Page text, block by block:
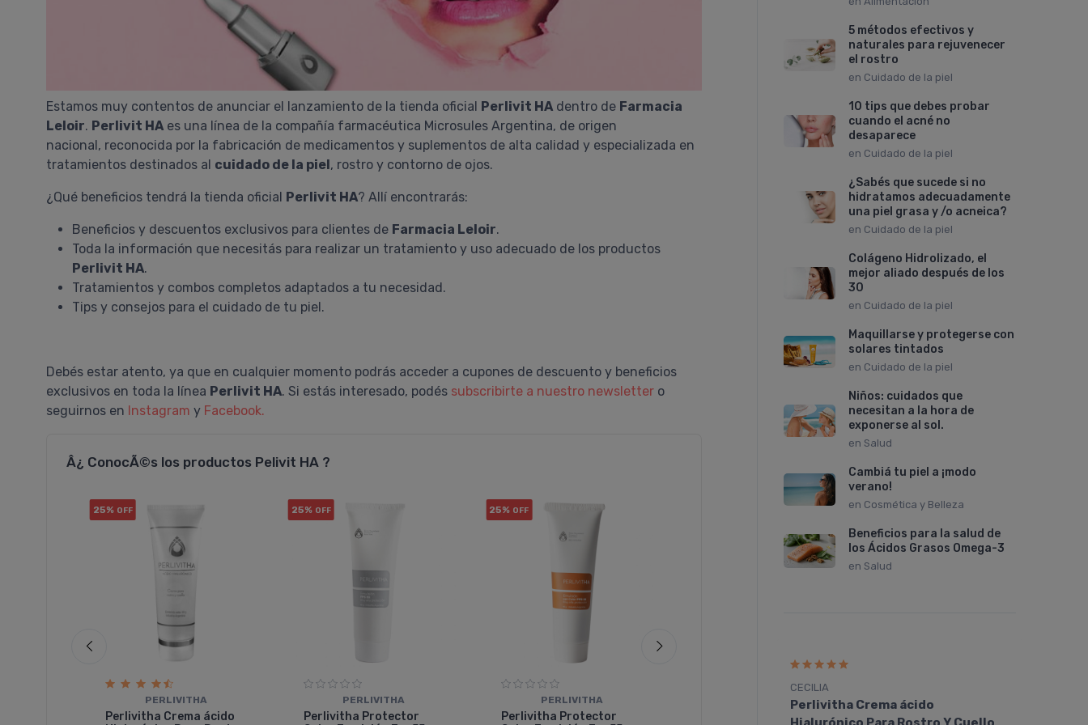
Estamos muy contentos de anunciar el lanzamiento de la tienda oficial Perlivit HA dentro de Farmacia
Leloir. Perlivit HA es una línea de la compañía farmacéutica Microsules Argentina, de origen
nacional, reconocida por la fabricación de medicamentos y suplementos de alta calidad y especializada en
tratamientos destinados al cuidado de la piel, rostro y contorno de ojos.
¿Qué beneficios tendrá la tienda oficial Perlivit HA? Allí encontrarás:
Beneficios y descuentos exclusivos para clientes de Farmacia Leloir.
Toda la información que necesitás para realizar un tratamiento y uso adecuado de los productos
Perlivit HA.
Tratamientos y combos completos adaptados a tu necesidad.
Tips y consejos para el cuidado de tu piel.
Debés estar atento, ya que en cualquier momento podrás acceder a cupones de descuento y beneficios
exclusivos en toda la línea Perlivit HA. Si estás interesado, podés subscribirte a nuestro newsletter o
seguirnos en Instagram y Facebook.
Â¿ ConocÃ©s los productos Pelivit HA ?
25% OFF
PERLIVITHA
Perlivitha Crema ácido
25% OFF
PERLIVITHA
Perlivitha Protector
25% OFF
PERLIVITHA
Perlivitha Protector
25%OFF
5 métodos efectivos y
naturales para rejuvenecer
el rostro
en Cuidado de la piel
10 tips que debes probar
cuando el acné no
desaparece
en Cuidado de la piel
¿Sabés que sucede si no
hidratamos adecuadamente
una piel grasa y /o acneica?
en Cuidado de la piel
Colágeno Hidrolizado, el
mejor aliado después de los
30
en Cuidado de la piel
Maquillarse y protegerse con
solares tintados
en Cuidado de la piel
Niños: cuidados que
necesitan a la hora de
exponerse al sol.
en Salud
Cambiá tu piel a ¡modo
verano!
en Cosmética y Belleza
Beneficios para la salud de
los Ácidos Grasos Omega-3
en Salud
Barbara
Perlivitha Crema ácido
CECILIA
Perlivitha Crema ácido